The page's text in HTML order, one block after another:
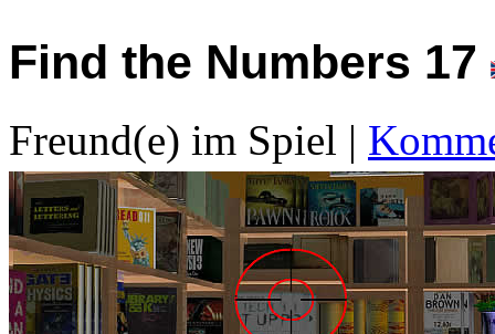
Find the Numbers 17
Freund(e) im Spiel |